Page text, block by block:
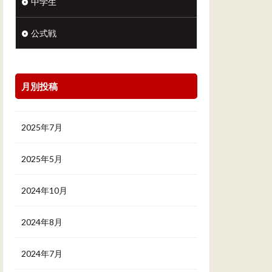
公式戦
月別投稿
2025年7月
2025年5月
2024年10月
2024年8月
2024年7月